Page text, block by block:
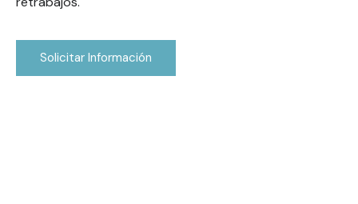
Solicitar Información